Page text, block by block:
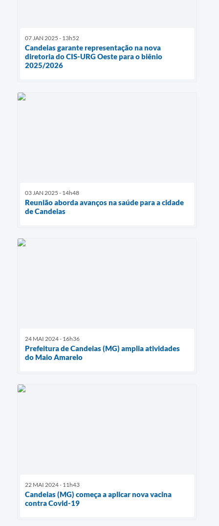
07 JAN 2025 - 13h52
Candeias garante representação na nova
diretoria do CIS-URG Oeste para o biênio
2025/2026
03 JAN 2025 - 14h48
Reunião aborda avanços na saúde para a cidade
de Candeias
24 MAI 2024 - 16h36
Prefeitura de Candeias (MG) amplia atividades
do Maio Amarelo
22 MAI 2024 - 11h43
Candeias (MG) começa a aplicar nova vacina
contra Covid-19